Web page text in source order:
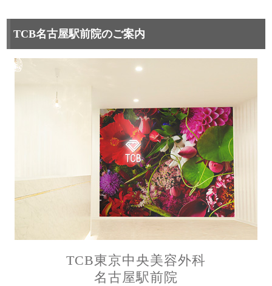
TCB名古屋駅前院のご案内
TCB東京中央美容外科
名古屋駅前院